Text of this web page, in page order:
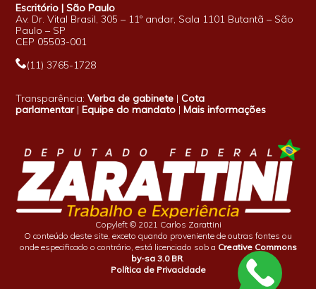
Escritório | São Paulo
Av. Dr. Vital Brasil, 305 – 11º andar, Sala 1101 Butantã – São
Paulo – SP
CEP 05503-001
(11) 3765-1728
Transparência:Verba de gabinete |Cota
parlamentar|Equipe do mandato |Mais informações
Copyleft © 2021 Carlos Zarattini
O conteúdo deste site, exceto quando proveniente de outras fontes ou
onde especificado o contrário, está licenciado sob a Creative Commons
by-sa 3.0 BR
Política de Privacidade